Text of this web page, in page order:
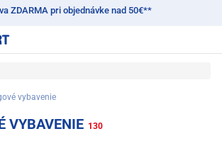
ZDARMA pri objednávke nad 50€**
vybavenie
VYBAVENIE 130